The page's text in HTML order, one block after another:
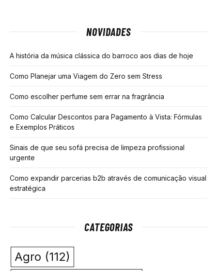
NOVIDADES
A história da música clássica do barroco aos dias de hoje
Como Planejar uma Viagem do Zero sem Stress
Como escolher perfume sem errar na fragrância
Como Calcular Descontos para Pagamento à Vista: Fórmulas
e Exemplos Práticos
Sinais de que seu sofá precisa de limpeza profissional
urgente
Como expandir parcerias b2b através de comunicação visual
estratégica
CATEGORIAS
Agro (112)